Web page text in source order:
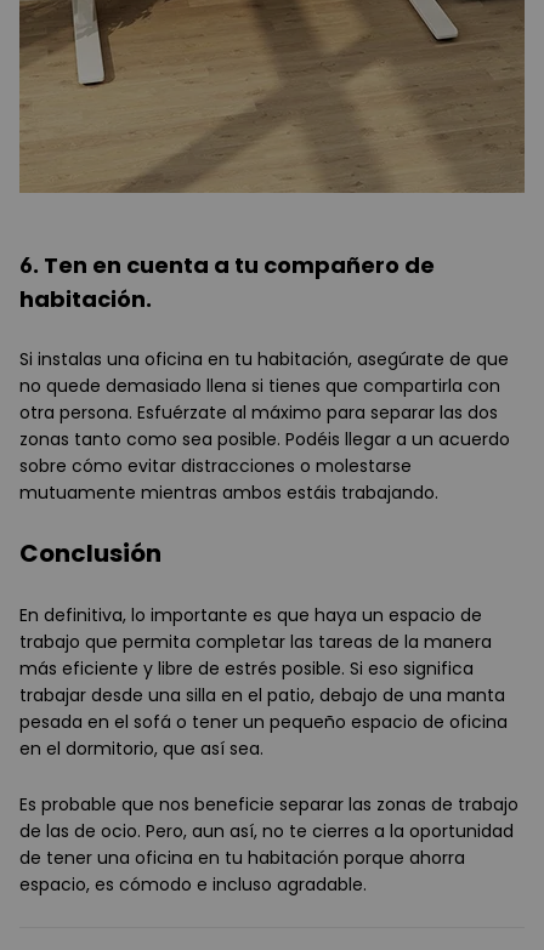
6. Ten en cuenta a tu compañero de
habitación.
Si instalas una oficina en tu habitación, asegúrate de que
no quede demasiado llena si tienes que compartirla con
otra persona. Esfuérzate al máximo para separar las dos
zonas tanto como sea posible. Podéis llegar a un acuerdo
sobre cómo evitar distracciones o molestarse
mutuamente mientras ambos estáis trabajando.
Conclusión
En definitiva, lo importante es que haya un espacio de
trabajo que permita completar las tareas de la manera
más eficiente y libre de estrés posible. Si eso significa
trabajar desde una silla en el patio, debajo de una manta
pesada en el sofá o tener un pequeño espacio de oficina
en el dormitorio, que así sea.
Es probable que nos beneficie separar las zonas de trabajo
de las de ocio. Pero, aun así, no te cierres a la oportunidad
de tener una oficina en tu habitación porque ahorra
espacio, es cómodo e incluso agradable.